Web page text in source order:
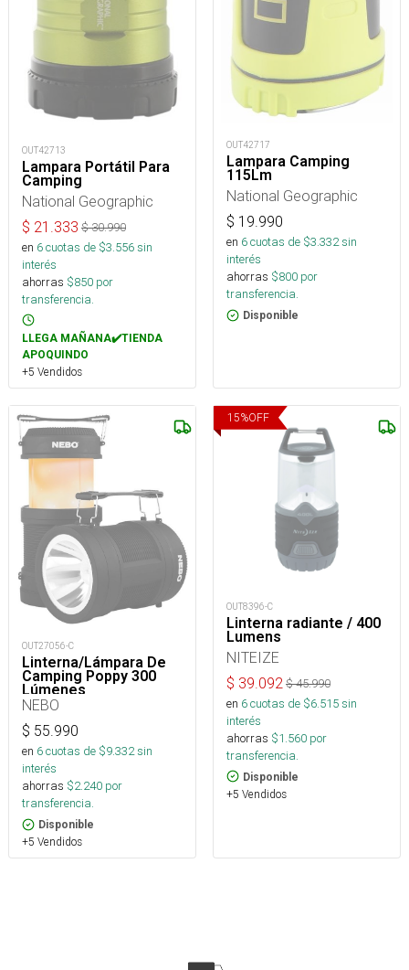
OUT42713
Lampara Portátil Para
Camping
National Geographic
$ 21.333 $30.990
en 6cuotas de $3.556sin
interés
ahorras $850 por
transferencia.
LLEGA MAÑANA✔️TIENDA
APOQUINDO
+5 Vendidos
OUT42717
Lampara Camping
115Lm
National Geographic
$ 19.990
en 6cuotas de $3.332sin
interés
ahorras $800 por
transferencia.
Disponible
OUT27056-C
Linterna/Lámpara De
Camping Poppy 300
Lúmenes
NEBO
$ 55.990
en 6cuotas de $9.332sin
interés
ahorras $2.240 por
transferencia.
Disponible
+5 Vendidos
15%OFF
OUT8396-C
Linterna radiante / 400
Lumens
NITEIZE
$ 39.092 $45.990
en 6cuotas de $6.515sin
interés
ahorras $1.560 por
transferencia.
Disponible
+5 Vendidos